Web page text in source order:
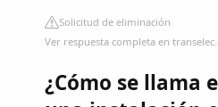
Solicitud de eliminación
Ver respuesta completa en
¿Cómo se llama